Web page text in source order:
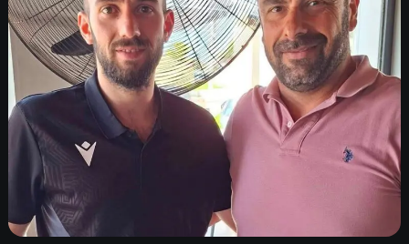
Γ ΕΘΝΙΚΗ
Α1 ΕΠΣΗ
Α2 ΕΠΣΗ
Β1 ΕΠΣΗ
Β2 ΕΠΣΗ